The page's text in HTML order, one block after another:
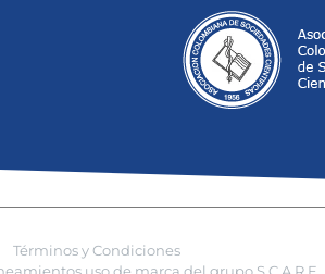
Términos y Condiciones